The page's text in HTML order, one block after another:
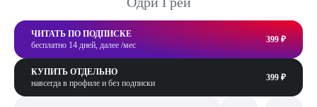
ЧИТАТЬ ПО ПОДПИСКЕ
бесплатно 14 дней, далее /мес
399 ₽
КУПИТЬ ОТДЕЛЬНО
навсегда в профиле и без подписки
399 ₽